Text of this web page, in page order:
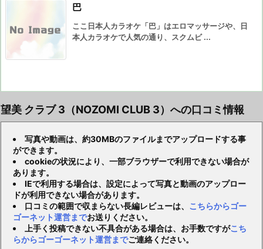
巴
ここ日本人カラオケ「巴」はエロマッサージや、日
本人カラオケで人気の通り、スクムビ ...
望美 クラブ 3（NOZOMI CLUB 3）への口コミ情報
写真や動画は、約30MBのファイルまでアップロードする事
ができます。
cookieの状況により、一部ブラウザーで利用できない場合が
あります。
IEで利用する場合は、設定によって写真と動画のアップロー
ドが利用できない場合があります。
口コミの範囲で収まらない長編レビューは、 こちらからゴー
ゴーネット運営までお送りください。
上手く投稿できない不具合がある場合は、お手数ですがこち
らからゴーゴーネット運営までご連絡ください。